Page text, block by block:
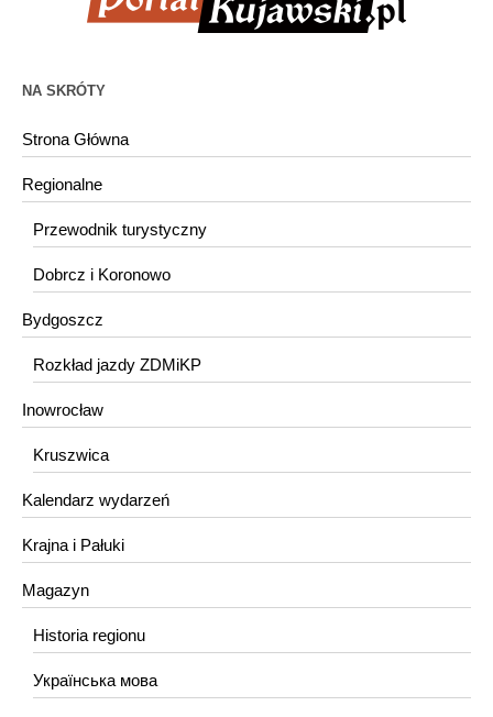
NA SKRÓTY
Strona Główna
Regionalne
Przewodnik turystyczny
Dobrcz i Koronowo
Bydgoszcz
Rozkład jazdy ZDMiKP
Inowrocław
Kruszwica
Kalendarz wydarzeń
Krajna i Pałuki
Magazyn
Historia regionu
Українська мова